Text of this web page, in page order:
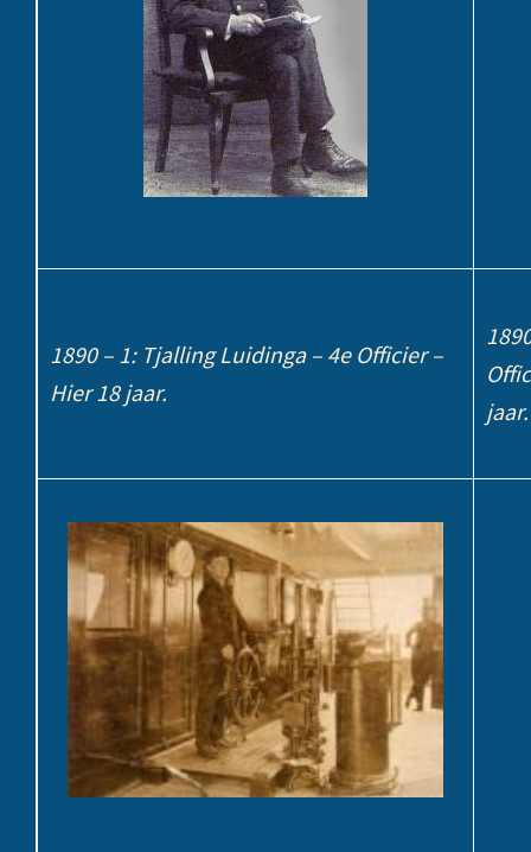
1890 – 1: Tjalling Luidinga – 4e Officier –
Hier 18 jaar.
jaar.